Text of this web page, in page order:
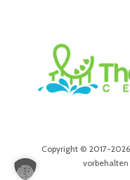
Copyright © 2017-